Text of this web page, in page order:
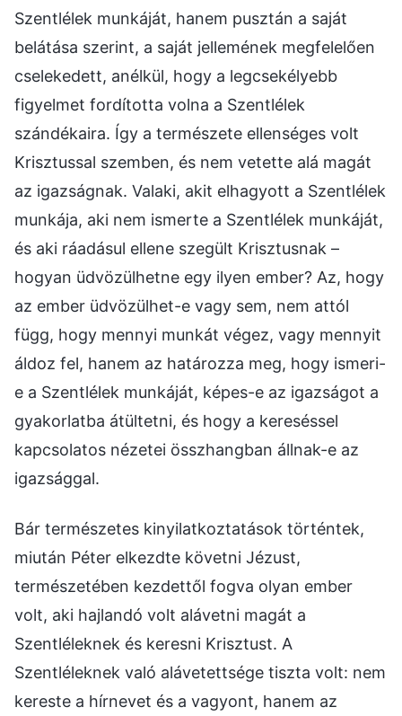
Szentlélek munkáját, hanem pusztán a saját
belátása szerint, a saját jellemének megfelelően
cselekedett, anélkül, hogy a legcsekélyebb
figyelmet fordította volna a Szentlélek
szándékaira. Így a természete ellenséges volt
Krisztussal szemben, és nem vetette alá magát
az igazságnak. Valaki, akit elhagyott a Szentlélek
munkája, aki nem ismerte a Szentlélek munkáját,
és aki ráadásul ellene szegült Krisztusnak –
hogyan üdvözülhetne egy ilyen ember? Az, hogy
az ember üdvözülhet-e vagy sem, nem attól
függ, hogy mennyi munkát végez, vagy mennyit
áldoz fel, hanem az határozza meg, hogy ismeri-
e a Szentlélek munkáját, képes-e az igazságot a
gyakorlatba átültetni, és hogy a kereséssel
kapcsolatos nézetei összhangban állnak-e az
igazsággal.
Bár természetes kinyilatkoztatások történtek,
miután Péter elkezdte követni Jézust,
természetében kezdettől fogva olyan ember
volt, aki hajlandó volt alávetni magát a
Szentléleknek és keresni Krisztust. A
Szentléleknek való alávetettsége tiszta volt: nem
kereste a hírnevet és a vagyont, hanem az